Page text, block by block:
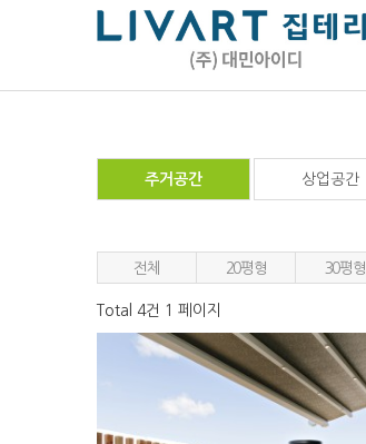
주거공간 상업공간
전체 20평형 30평형
Total 4건 1 페이지